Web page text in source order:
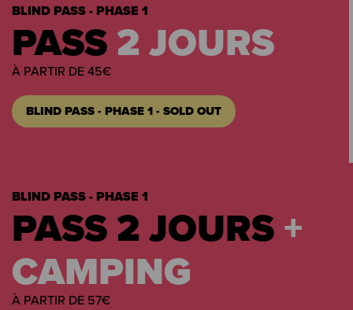
BLIND PASS - PHASE 1
PASS2 JOURS
À PARTIR DE 45€
BLIND PASS - PHASE 1 - SOLD OUT
BLIND PASS - PHASE 1
PASS 2 JOURS+
CAMPING
À PARTIR DE 57€